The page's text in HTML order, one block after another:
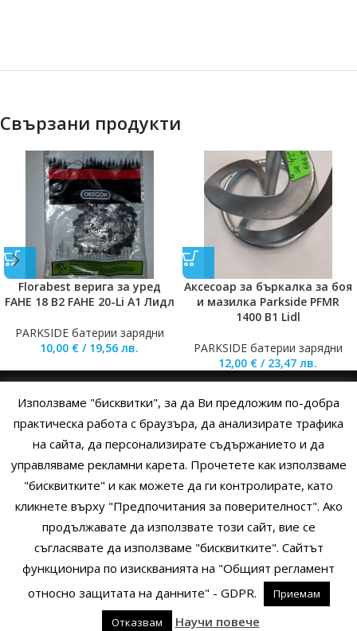
Свързани продукти
Florabest верига за уред
FAHE 18 B2 FAHE 20-Li A1 Лидл
PARKSIDE батерии зарядни
10,00 € / 19,56 лв.
Аксесоар за бъркалка за боя
и мазилка Parkside PFMR
1400 B1 Lidl
PARKSIDE батерии зарядни
12,00 € / 23,47 лв.
ОБЩИ УСЛОВИЯ УСЛОВИЯ И ПРАВИЛА
ПОЛИТИКА НА БИСКВИТКИТЕПОЛИТИКА ЗА ПОВЕРИТЕЛНОСТ
Copyright © 2014 - 2024 Zigifly.com — Developed by We Work With
You
Използваме "бисквитки", за да Ви предложим по-добра
практическа работа с браузъра, да анализирате трафика
на сайта, да персонализирате съдържанието и да
управляваме рекламни карета. Прочетете как използваме
"бисквитките" и как можете да ги контролирате, като
кликнете върху "Предпочитания за поверителност". Ако
продължавате да използвате този сайт, вие се
съгласявате да използваме "бисквитките". Сайтът
функционира по изискванията на "Общият регламент
относно защитата на данните" - GDPR.
Приемам
Отказвам
Научи повече